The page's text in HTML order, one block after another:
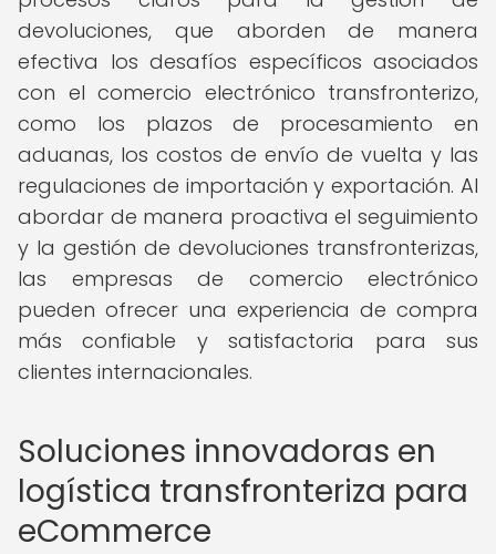
devoluciones, que aborden de manera
efectiva los desafíos específicos asociados
con el comercio electrónico transfronterizo,
como los plazos de procesamiento en
aduanas, los costos de envío de vuelta y las
regulaciones de importación y exportación. Al
abordar de manera proactiva el seguimiento
y la gestión de devoluciones transfronterizas,
las empresas de comercio electrónico
pueden ofrecer una experiencia de compra
más confiable y satisfactoria para sus
clientes internacionales.
Soluciones innovadoras en
logística transfronteriza para
eCommerce